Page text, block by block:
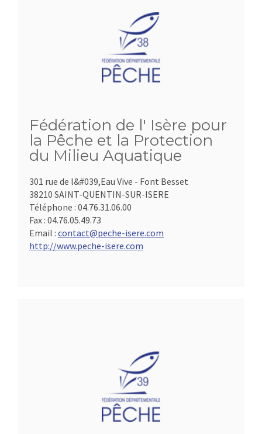
Fédération de l' Isère pour
la Pêche et la Protection
du Milieu Aquatique
301 rue de l&#039,Eau Vive - Font Besset
38210 SAINT-QUENTIN-SUR-ISERE
Téléphone : 04.76.31.06.00
Fax : 04.76.05.49.73
Email : contact@peche-isere.com
http://www.peche-isere.com